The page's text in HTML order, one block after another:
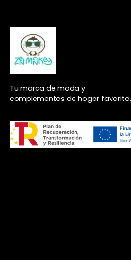
Tu marca de moda y
complementos de hogar favorita.